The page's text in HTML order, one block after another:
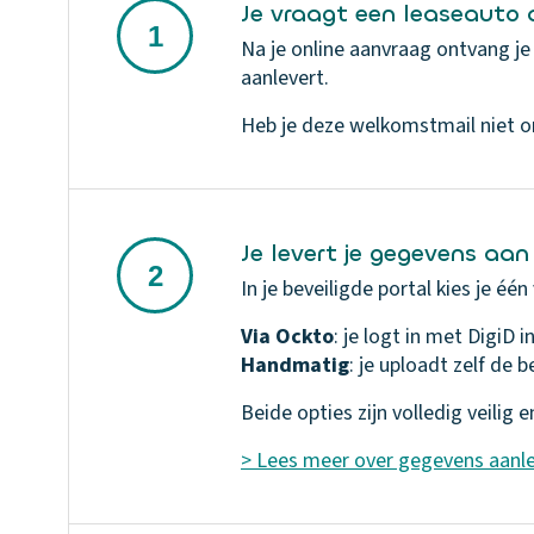
Je vraagt een leaseauto
Na je online aanvraag ontvang
aanlevert.
Heb je deze welkomstmail niet
Je levert je gegevens aan
In je beveiligde portal kies je
Via Ockto
Handmatig: je uploadt zelf de
Beide opties zijn volledig veilig
> Lees meer over gegevens